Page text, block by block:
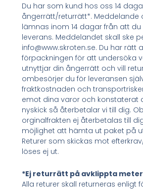
Du har som kund hos oss 14
ångerrätt/returrätt*. Meddelande
lämnas inom 14 dagar från att
leverans. Meddelandet skall ske
info@www.skroten.se. Du har rätt
förpackningen för att undersöka
utnyttjar din ångerrätt och vill
ombesörjer du för leveransen
fraktkostnaden och
emot dina varor och konstaterat
nyskick så återbetalar vi till dig.
orginalfrakten ej återbetalas till
möjlighet att hämta ut paket på
Returer som skickas mot
löses ej ut.
*Ej returrätt på avklippta
Alla returer skall returneras enligt